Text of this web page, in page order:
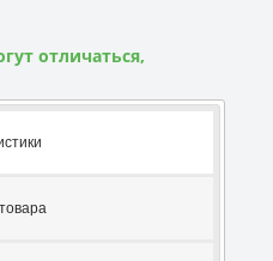
отличаться,